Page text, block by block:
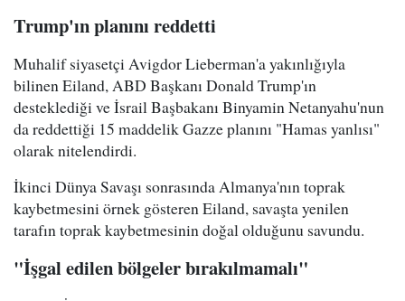
Trump'ın planını reddetti
Muhalif siyasetçi Avigdor Lieberman'a yakınlığıyla
bilinen Eiland, ABD Başkanı Donald Trump'ın
desteklediği ve İsrail Başbakanı Binyamin Netanyahu'nun
da reddettiği 15 maddelik Gazze planını "Hamas yanlısı"
olarak nitelendirdi.
İkinci Dünya Savaşı sonrasında Almanya'nın toprak
kaybetmesini örnek gösteren Eiland, savaşta yenilen
tarafın toprak kaybetmesinin doğal olduğunu savundu.
"İşgal edilen bölgeler bırakılmamalı"